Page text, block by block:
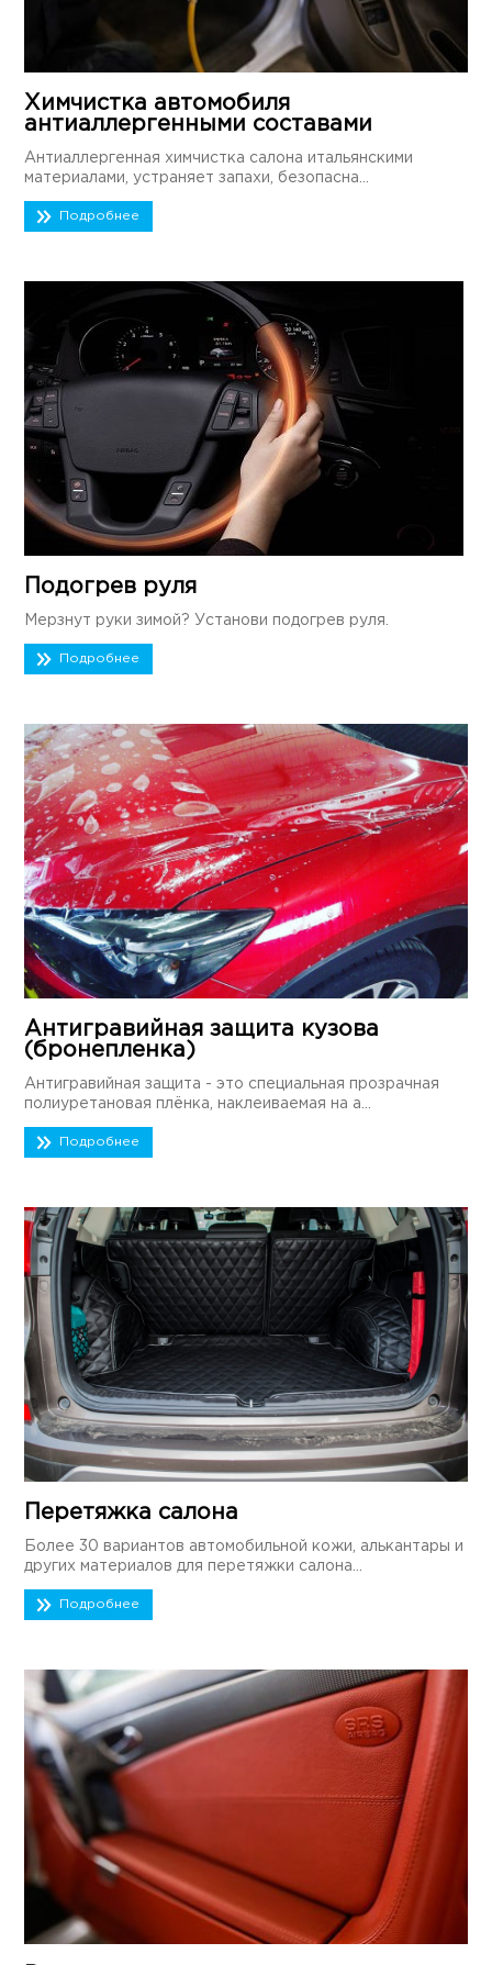
Химчистка автомобиля
антиаллергенными составами
Антиаллергенная химчистка салона итальянскими
материалами, устраняет запахи, безопасна...
Подробнее
Подогрев руля
Мерзнут руки зимой? Установи подогрев руля.
Подробнее
Антигравийная защита кузова
(бронепленка)
Антигравийная защита - это специальная прозрачная
полиуретановая плёнка, наклеиваемая на а...
Подробнее
Перетяжка салона
Более 30 вариантов автомобильной кожи, алькантары и
других материалов для перетяжки салона...
Подробнее